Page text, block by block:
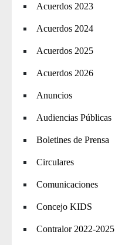
Acuerdos 2023
Acuerdos 2024
Acuerdos 2025
Acuerdos 2026
Anuncios
Audiencias Públicas
Boletines de Prensa
Circulares
Comunicaciones
Concejo KIDS
Contralor 2022-2025